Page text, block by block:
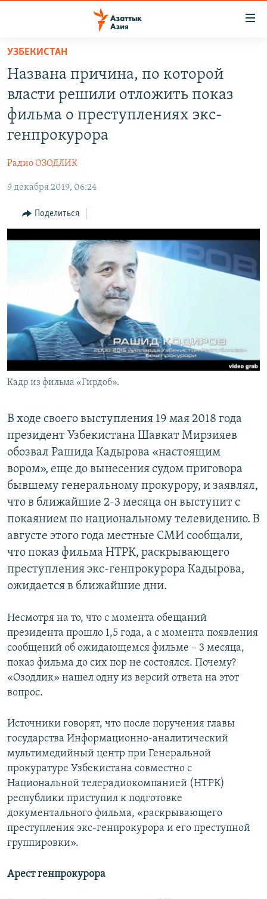
Вернуться
основному
содержанию
Вернутся
главной
Вернутся
ВОЙНА В УКРАИНЕ
ЎЗБЕКЧА
ТОҶИКӢ
ПОДПИШИТЕСЬ НА НАС В СОЦСЕТЯХ
Все сайты РСЕ/РС
УЗБЕКИСТАН
Названа причина, по которой
власти решили отложить показ
фильма о преступлениях экс-
генпрокурора
Радио ОЗОДЛИК
9 декабря 2019, 06:24
Поделиться
Кадр из фильма «Гирдоб».
В ходе своего выступления 19 мая 2018 года
президент Узбекистана Шавкат Мирзияев
обозвал Рашида Кадырова «настоящим
вором», еще до вынесения судом приговора
бывшему генеральному прокурору, и заявлял,
что в ближайшие 2-3 месяца он выступит с
покаянием по национальному телевидению. В
августе этого года местные СМИ сообщали,
что показ фильма НТРК, раскрывающего
преступления экс-генпрокурора Кадырова,
ожидается в ближайшие дни.
Несмотря на то, что с момента обещаний
президента прошло 1,5 года, а с момента появления
сообщений об ожидающемся фильме – 3 месяца,
показ фильма до сих пор не состоялся. Почему?
«Озодлик» нашел одну из версий ответа на этот
вопрос.
Источники говорят, что после поручения главы
государства Информационно-аналитический
мультимедийный центр при Генеральной
прокуратуре Узбекистана совместно с
Национальной телерадиокомпанией (НТРК)
республики приступил к подготовке
документального фильма, «раскрывающего
преступления экс-генпрокурора и его преступной
группировки».
Арест генпрокурора